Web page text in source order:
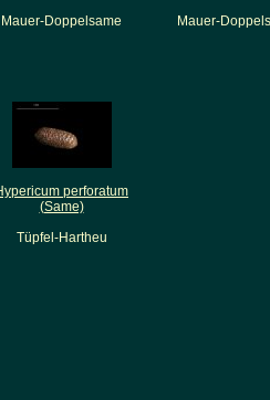
Mauer-Doppelsame
Mauer-
perforatum
(Same)
Tüpfel-Hartheu